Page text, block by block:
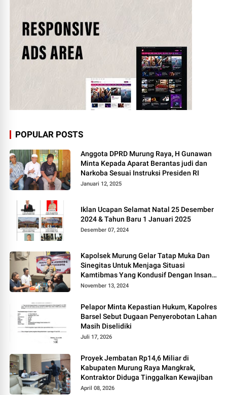
POPULAR POSTS
Anggota DPRD Murung Raya, H Gunawan
Minta Kepada Aparat Berantas judi dan
Narkoba Sesuai Instruksi Presiden RI
Januari 12, 2025
Iklan Ucapan Selamat Natal 25 Desember
2024 & Tahun Baru 1 Januari 2025
Desember 07, 2024
Kapolsek Murung Gelar Tatap Muka Dan
Sinegitas Untuk Menjaga Situasi
Kamtibmas Yang Kondusif Dengan Insan
Pers
November 13, 2024
Pelapor Minta Kepastian Hukum, Kapolres
Barsel Sebut Dugaan Penyerobotan Lahan
Masih Diselidiki
Juli 17, 2026
Proyek Jembatan Rp14,6 Miliar di
Kabupaten Murung Raya Mangkrak,
Kontraktor Diduga Tinggalkan Kewajiban
April 08, 2026